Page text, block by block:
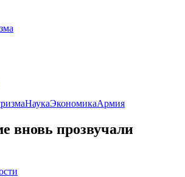
НаукаЭкономикаАрмия
вновь прозвучали